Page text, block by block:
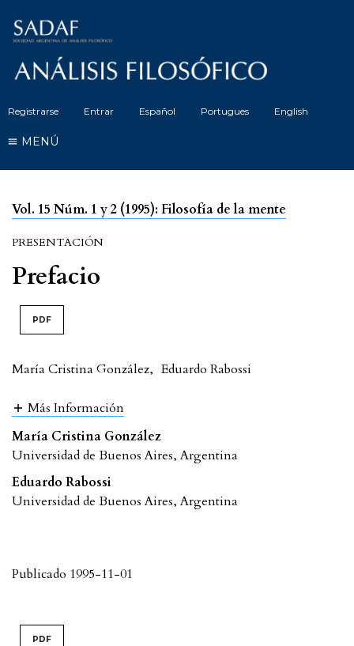
Registrarse Entrar Español Portugues English
MENÚ
Vol. 15 Núm. 1 y 2 (1995): Filosofía de la mente
PRESENTACIÓN
Prefacio
PDF
María Cristina González, Eduardo Rabossi
Más Información
María Cristina González
Universidad de Buenos Aires, Argentina
Eduardo Rabossi
Universidad de Buenos Aires, Argentina
Publicado 1995-11-01
PDF